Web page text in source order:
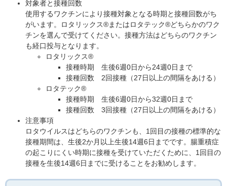
対象者と接種回数
使用するワクチンにより接種対象となる時期と接種回数がち
がいます。ロタリックス®またはロタテック®どちらかのワク
チンを選んで受けてください。接種方法はどちらのワクチン
も経口投与となります。
​ロタリックス®
接種時期 生後6週0日から24週0日まで
接種回数 2回接種（27日以上の間隔をあける）
ロタテック®
接種時期 生後6週0日から32週0日まで
接種回数 3回接種（27日以上の間隔をあける）
注意事項
ロタウイルスはどちらのワクチンも、1回目の接種の標準的な
接種期間は、生後2か月以上生後14週6日までです。腸重積症
の起こりにくい時期に接種を受けていただくために、1回目の
接種を生後14週6日までに受けることをお勧めします。